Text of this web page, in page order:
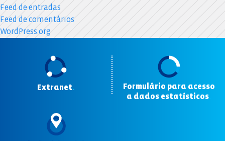
Feed de entradas
Feed de comentários
WordPress.org
Extranet.
Formulário para acesso
a dados estatísticos